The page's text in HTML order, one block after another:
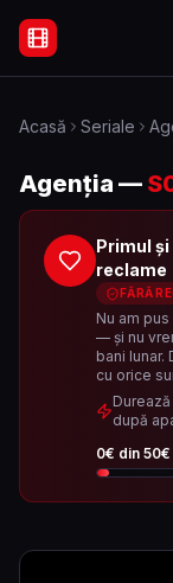
Filme Online
Acasă Seriale
Agenția —
Primul
reclame
FĂRĂ
Nu am
— și nu
bani lunar.
cu orice
după
0€ din 50€